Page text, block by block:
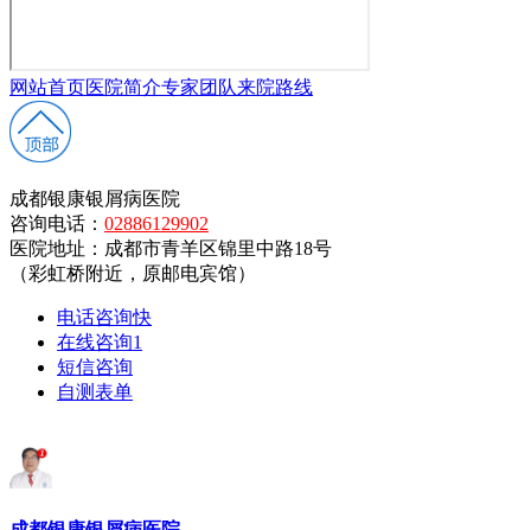
网站首页医院简介专家团队来院路线
成都银康银屑病医院
咨询电话： 02886129902
医院地址：成都市青羊区锦里中路18号
（彩虹桥附近，原邮电宾馆）
电话咨询快
在线咨询1
短信咨询
自测表单